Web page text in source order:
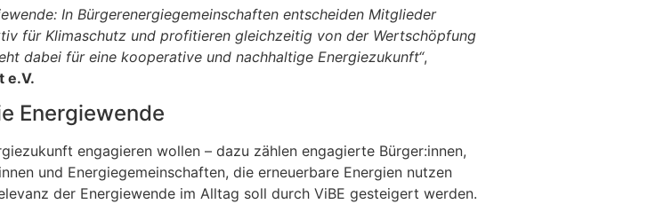
In Bürgerenergiegemeinschaften entscheiden Mitglieder
für Klimaschutz und profitieren gleichzeitig von der Wertschöpfung
dabei für eine kooperative und nachhaltige Energiezukunft“,
e.V.
Energiewende
engagieren wollen – dazu zählen engagierte Bürger:innen,
und Energiegemeinschaften, die erneuerbare Energien nutzen
der Energiewende im Alltag soll durch ViBE gesteigert werden.